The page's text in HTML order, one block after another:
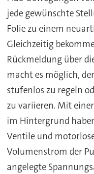
jede gewünschte
Folie zu einem
Gleichzeitig
Rückmeldung über
macht es möglich,
stufenlos zu regeln
zu variieren. Mit
im Hintergrund
Ventile und
Volumenstrom der
angelegte